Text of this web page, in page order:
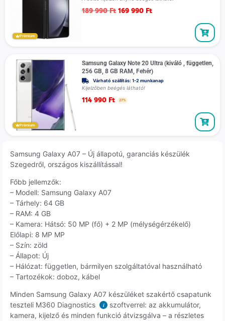
Prémium
189 990Ft 169 990 Ft
Prémium
Samsung Galaxy Note 20 Ultra (kiváló , független,
256 GB, 8 GB RAM, Fehér)
Várható szállítás: 1-2 munkanap
Kijelzőben beégés látható!
114 990 Ft 27%
Samsung Galaxy A07 – Új állapotú, garanciás készülék
Szegedről, országos kiszállítással!
Főbb jellemzők:
– Modell: Samsung Galaxy A07
– Tárhely: 64 GB
– RAM: 4 GB
– Kamera: Hátsó: 50 MP (fő) + 2 MP (mélységérzékelő)
Előlapi: 8 MP MP
– Szín: zöld
– Állapot: Új
– Hálózat: független, bármilyen szolgáltatóval használható
– Tartozékok: doboz, kábel
Minden Samsung Galaxy A07 készüléket szakértő csapatunk
teszteli M360 Diagnostics
i
szoftverrel: az akkumulátor,
kamera, kijelző és minden funkció átvizsgálva – a részletes